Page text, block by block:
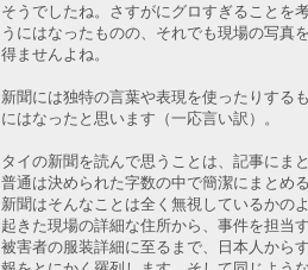
そうでしたね。さすがにグロすぎることを
うにはなったものの、それでも現場の写真
得ませんよね。
新聞には独特の言葉や表現を使ったりする
にはなったと思います（一応言い訳）。
タイの新聞を読んで思うことは、記事にま
普通は決められた字数の中で簡潔にまとめ
新聞はそんなことは全く無視しているかの
起きた現場の詳細な住所から、事件を担当
被害者の服装詳細に至るまで、日本人か